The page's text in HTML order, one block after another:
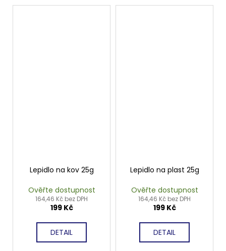
Lepidlo na kov 25g
Ověřte dostupnost
164,46 Kč bez DPH
199 Kč
DETAIL
Lepidlo na plast 25g
Ověřte dostupnost
164,46 Kč bez DPH
199 Kč
DETAIL